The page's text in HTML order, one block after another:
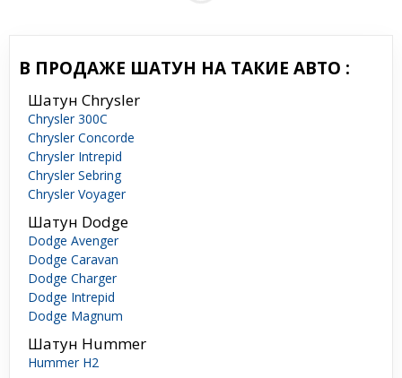
В ПРОДАЖЕ ШАТУН НА ТАКИЕ АВТО :
Шатун Chrysler
Chrysler 300C
Chrysler Concorde
Chrysler Intrepid
Chrysler Sebring
Chrysler Voyager
Шатун Dodge
Dodge Avenger
Dodge Caravan
Dodge Charger
Dodge Intrepid
Dodge Magnum
Шатун Hummer
Hummer H2